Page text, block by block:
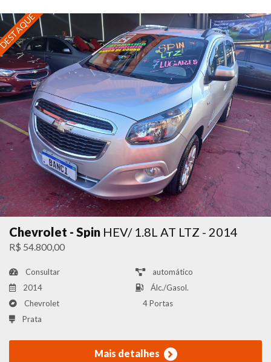
Chevrolet - Spin HEV/ 1.8L AT LTZ - 2014
R$ 54.800,00
Consultar
automático
2014
Álc./Gasol.
Chevrolet
4 Portas
Prata
Mais detalhes